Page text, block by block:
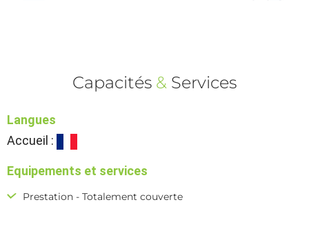
Capacités & Services
Langues
Accueil :
Equipements et services
Prestation - Totalement couverte